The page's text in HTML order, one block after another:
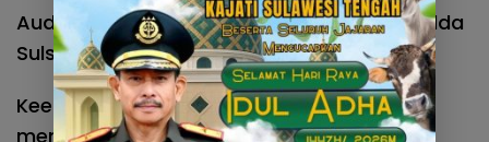
Auditor Kepolisian Madya Tk. III Itwasda Polda
Sulsel.
Keempat ada AKBP Retno Prihawati
mendapatkan promosi pangkat menjadi